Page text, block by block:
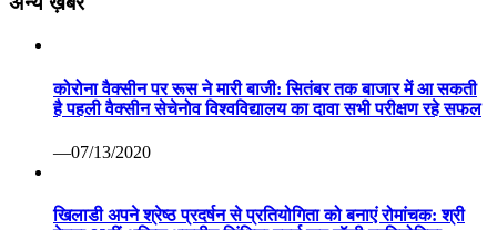
—07/13/2020
खिलाडी अपने श्रेष्ठ प्रदर्षन से प्रतियोगिता को बनाएं रोमांचक: श्री
—03/24/2019